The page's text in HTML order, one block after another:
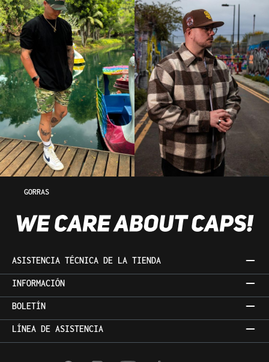
GORRAS
ASISTENCIA TÉCNICA DE LA TIENDA
INFORMACIÓN
BOLETÍN
LÍNEA DE ASISTENCIA